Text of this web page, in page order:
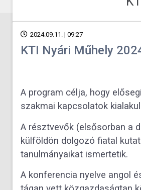
2024.09.11. | 09:27
KTI Nyári Műhely
A program célja, hogy
szakmai kapcsolatok
A résztvevők (elsősorban a
külföldön dolgozó fiatal
tanulmányaikat ismertetik.
A konferencia nyelve angol